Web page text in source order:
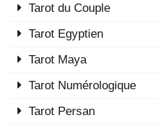
Tarot du Couple
Tarot Egyptien
Tarot Maya
Tarot Numérologique
Tarot Persan